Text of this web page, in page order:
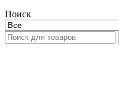
Поиск